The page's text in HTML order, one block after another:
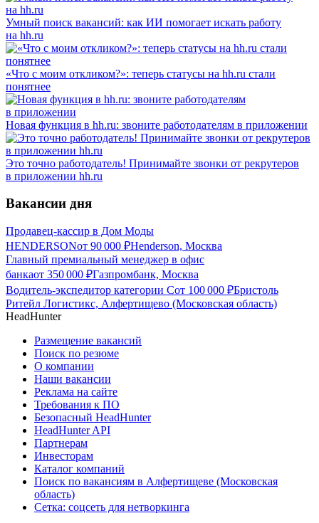
Умный поиск вакансий: как ИИ помогает искать работу
на hh.ru
«Что с моим откликом?»: теперь статусы на hh.ru стали
понятнее
Новая функция в hh.ru: звоните работодателям в приложении
Это точно работодатель! Принимайте звонки от рекрутеров
в приложении hh.ru
Вакансии дня
Продавец-кассир в Дом Моды
HENDERSONот 90 000 ₽Henderson, Москва
Главный премиальный менеджер в офис
банкаот 350 000 ₽Газпромбанк, Москва
Водитель-экспедитор категории Сот 100 000 ₽Бристоль
Ритейл Логистикс, Алфертищево (Московская область)
HeadHunter
Размещение вакансий
Поиск по резюме
О компании
Наши вакансии
Реклама на сайте
Требования к ПО
Безопасный HeadHunter
HeadHunter API
Партнерам
Инвесторам
Каталог компаний
Поиск по вакансиям в Алфертищеве (Московская
область)
Сетка: соцсеть для нетворкинга